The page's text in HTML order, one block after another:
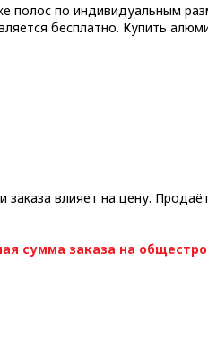
полос по индивидуальным
бесплатно. Купить
заказа влияет на цену.
сумма заказа на